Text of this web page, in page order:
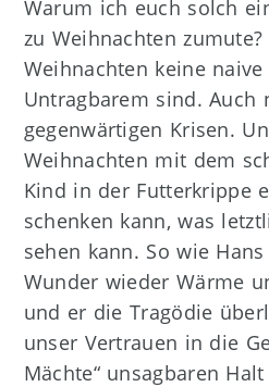
Warum ich euch solch
zu Weihnachten
Weihnachten keine
Untragbarem sind. Auch
gegenwärtigen Krisen.
Weihnachten mit dem
Kind in der Futterkrippe
schenken kann, was
sehen kann. So wie
Wunder wieder Wärme
und er die Tragödie
unser Vertrauen in die
Mächte“ unsagbaren